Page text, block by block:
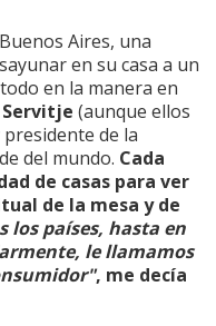
Aires, una
en su casa a un
en la manera en
(aunque ellos
presidente de la
del mundo. Cada
de casas para ver
de la mesa y de
los países, hasta en
le llamamos
, me decía